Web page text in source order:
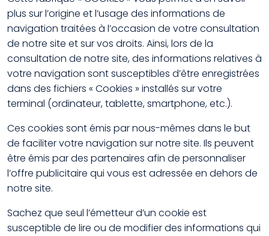
plus sur l’origine et l’usage des informations de
navigation traitées à l’occasion de votre consultation
de notre site et sur vos droits. Ainsi, lors de la
consultation de notre site, des informations relatives à
votre navigation sont susceptibles d’être enregistrées
dans des fichiers « Cookies » installés sur votre
terminal (ordinateur, tablette, smartphone, etc.).
Ces cookies sont émis par nous-mêmes dans le but
de faciliter votre navigation sur notre site. Ils peuvent
être émis par des partenaires afin de personnaliser
l’offre publicitaire qui vous est adressée en dehors de
notre site.
Sachez que seul l’émetteur d’un cookie est
susceptible de lire ou de modifier des informations qui